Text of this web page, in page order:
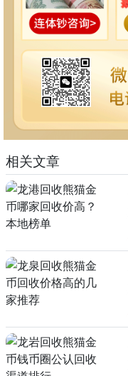
相关文章